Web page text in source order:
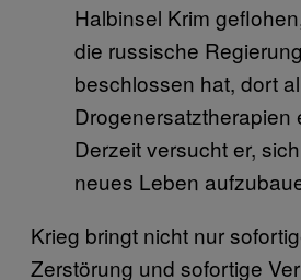
Halbinsel Krim
die russische Regierung
beschlossen hat, dort
Drogenersatztherapien
Derzeit versucht er,
neues Leben
Krieg bringt nicht nur
Zerstörung und sofortige